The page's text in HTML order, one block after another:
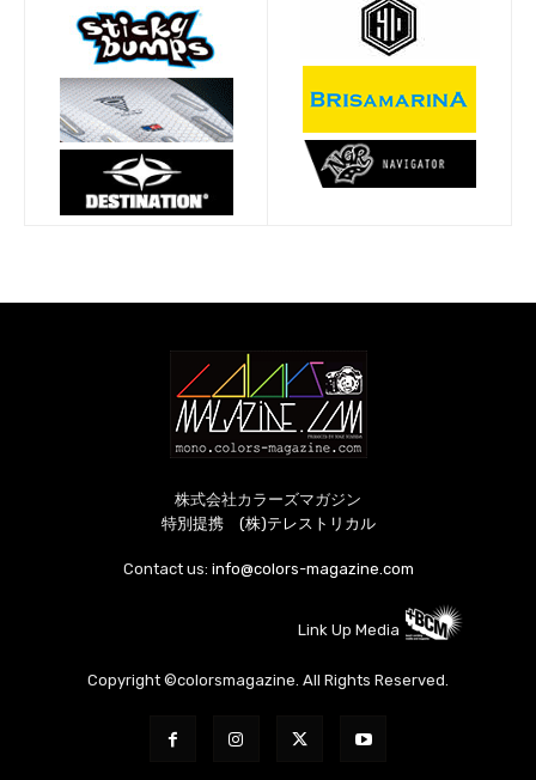
株式会社カラーズマガジン
特別提携 (株)テレストリカル
Contact us: info@colors-magazine.com
Link Up Media
Copyright ©colorsmagazine. All Rights Reserved.